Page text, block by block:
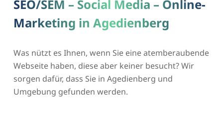
SEO/SEM – Social Media – Online-
Marketing in Agedienberg
Was nützt es Ihnen, wenn Sie eine atemberaubende
Webseite haben, diese aber keiner besucht? Wir
sorgen dafür, dass Sie in Agedienberg und
Umgebung gefunden werden.